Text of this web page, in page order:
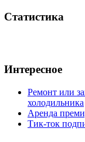
Статистика
Интересное
Ремонт или
холодильника
Аренда
Тик-ток